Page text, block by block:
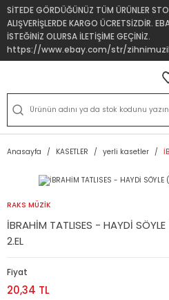
SİTEDE GÖRDÜĞÜNÜZ TÜM ÜRÜNLER
ALIŞVERİŞLERDE KARGO ÜCRETSİZDİR.
İSTEĞİNİZ OLURSA İLETİŞİME GEÇİNİZ.
https://www.ebay.com/str/
Anasayfa KASETLER yerli kasetler
RAKS MÜZİK
İBRAHİM TATLISES - HAYDİ
2.EL
Fiyat
20,34 TL